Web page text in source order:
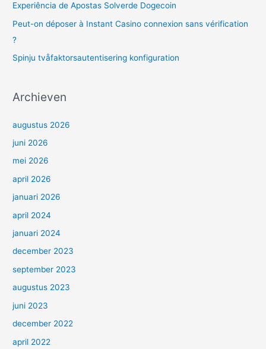
:
Experiência de Apostas Solverde Dogecoin
Peut-on déposer à Instant Casino connexion sans vérification
?
Spinju tvåfaktorsautentisering konfiguration
Archieven
augustus 2026
juni 2026
mei 2026
april 2026
januari 2026
april 2024
januari 2024
december 2023
september 2023
augustus 2023
juni 2023
december 2022
april 2022